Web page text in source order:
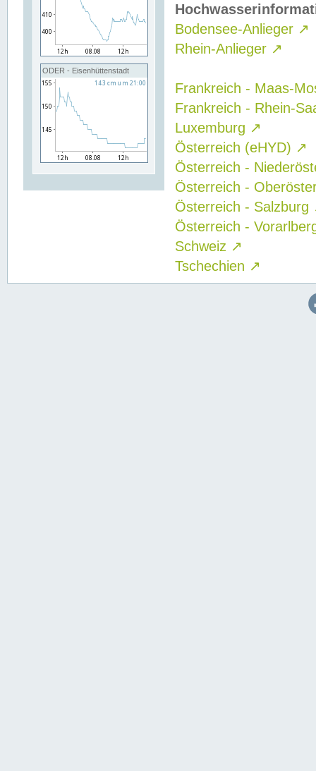
ODER - Eisenhüttenstadt
Bodensee-Anlieger ↗
Rhein-Anlieger ↗
Frankreich - Maas-
Frankreich - Rhein-
Luxemburg ↗
Österreich (eHYD) ↗
Österreich -
Österreich -
Österreich - Salzburg
Österreich -
Schweiz ↗
Tschechien ↗